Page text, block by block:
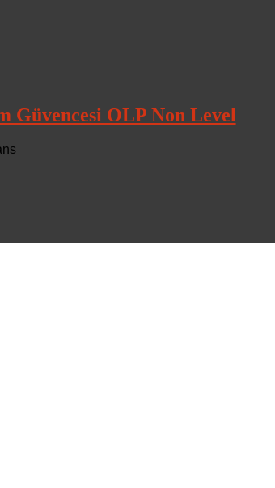
Güvencesi OLP Non Level